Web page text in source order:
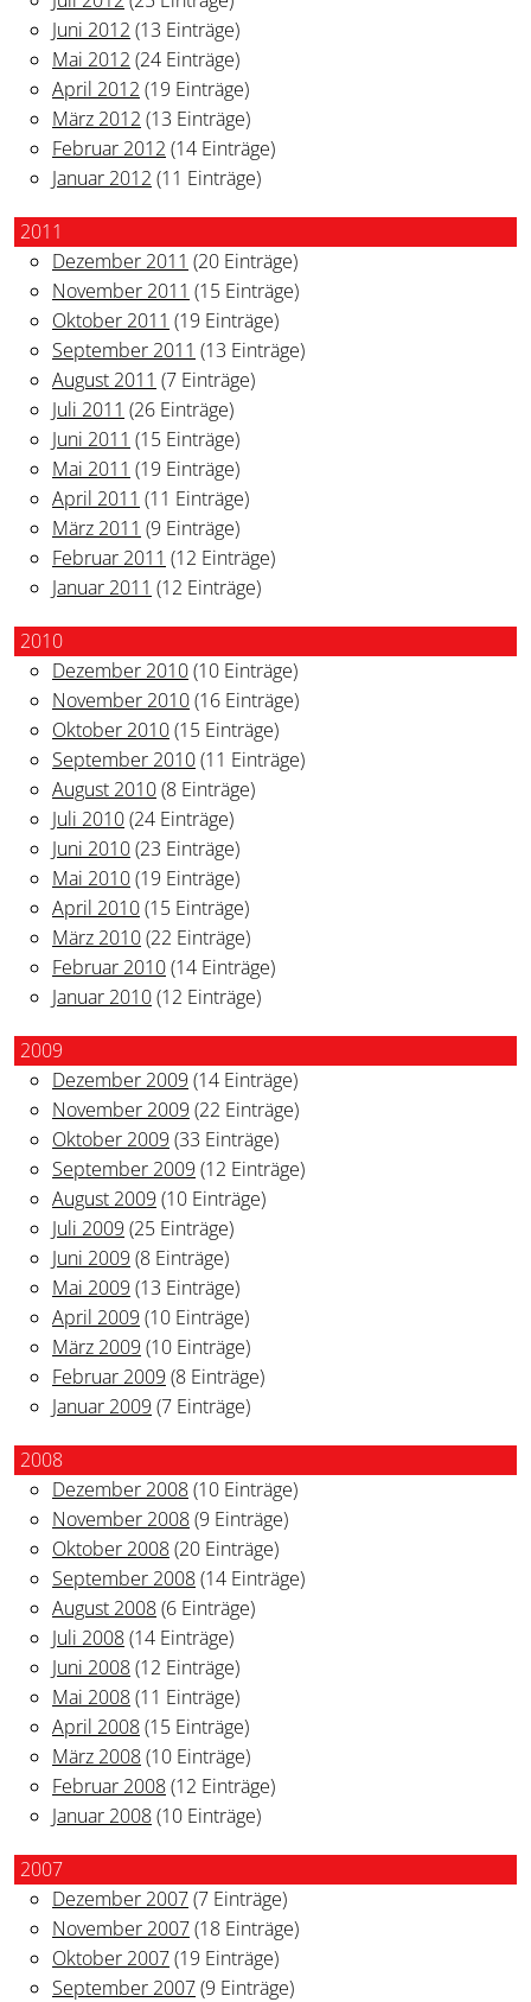
Juni 2012 (13 Einträge)
Mai 2012 (24 Einträge)
April 2012 (19 Einträge)
März 2012 (13 Einträge)
Februar 2012 (14 Einträge)
Januar 2012 (11 Einträge)
2011
Dezember 2011 (20 Einträge)
November 2011 (15 Einträge)
Oktober 2011 (19 Einträge)
September 2011 (13 Einträge)
August 2011 (7 Einträge)
Juli 2011 (26 Einträge)
Juni 2011 (15 Einträge)
Mai 2011 (19 Einträge)
April 2011 (11 Einträge)
März 2011 (9 Einträge)
Februar 2011 (12 Einträge)
Januar 2011 (12 Einträge)
2010
Dezember 2010(10 Einträge)
November 2010(16 Einträge)
Oktober 2010(15 Einträge)
September 2010(11 Einträge)
August 2010(8 Einträge)
Juli 2010(24 Einträge)
Juni 2010(23 Einträge)
Mai 2010(19 Einträge)
April 2010(15 Einträge)
März 2010(22 Einträge)
Februar 2010(14 Einträge)
Januar 2010(12 Einträge)
2009
Dezember 2009 (14 Einträge)
November 2009 (22 Einträge)
Oktober 2009 (33 Einträge)
September 2009 (12 Einträge)
August 2009 (10 Einträge)
Juli 2009 (25 Einträge)
Juni 2009 (8 Einträge)
Mai 2009 (13 Einträge)
April 2009 (10 Einträge)
März 2009 (10 Einträge)
Februar 2009 (8 Einträge)
Januar 2009 (7 Einträge)
2008
Dezember 2008(10 Einträge)
November 2008(9 Einträge)
Oktober 2008(20 Einträge)
September 2008(14 Einträge)
August 2008(6 Einträge)
Juli 2008(14 Einträge)
Juni 2008(12 Einträge)
Mai 2008(11 Einträge)
April 2008(15 Einträge)
März 2008(10 Einträge)
Februar 2008(12 Einträge)
Januar 2008(10 Einträge)
2007
Dezember 2007(7 Einträge)
November 2007(18 Einträge)
Oktober 2007(19 Einträge)
September 2007(9 Einträge)